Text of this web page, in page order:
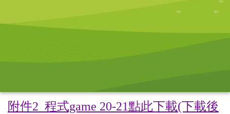
附件2_程式game 20-21點此下載(下載後